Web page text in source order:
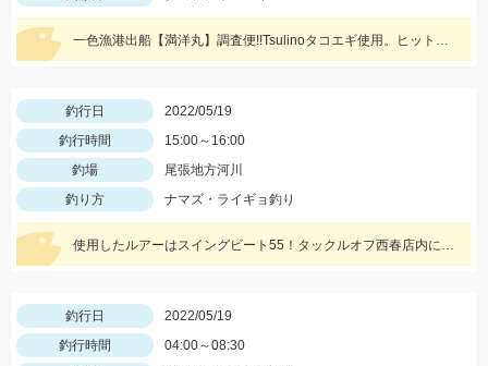
一色漁港出船【満洋丸】調査便!!Tsulinoタコエギ使用。ヒットカラーはホワイト・レッド
釣行日
2022/05/19
釣行時間
15:00～16:00
釣場
尾張地方河川
釣り方
ナマズ・ライギョ釣り
使用したルアーはスイングビート55！タックルオフ西春店内に在庫がございます！
釣行日
2022/05/19
釣行時間
04:00～08:30